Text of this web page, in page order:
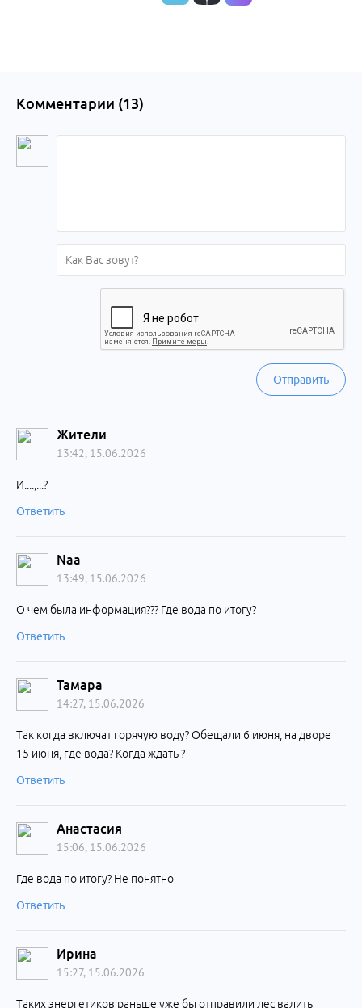
Комментарии (13)
Отправить
Жители
13:42, 15.06.2026
И....,...?
Ответить
Naa
13:49, 15.06.2026
О чем была информация??? Где вода по итогу?
Ответить
Тамара
14:27, 15.06.2026
Так когда включат горячую воду? Обещали 6 июня, на дворе
15 июня, где вода? Когда ждать ?
Ответить
Анастасия
15:06, 15.06.2026
Где вода по итогу? Не понятно
Ответить
Ирина
15:27, 15.06.2026
Таких энергетиков раньше уже бы отправили лес валить